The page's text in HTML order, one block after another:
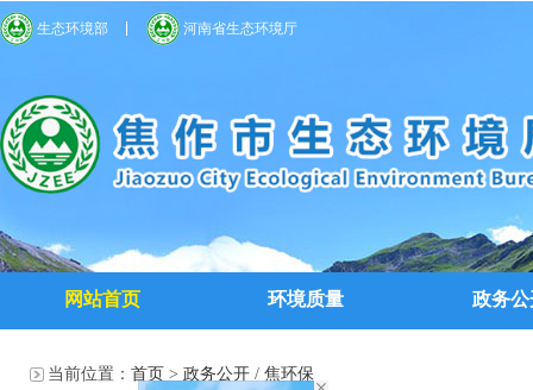
生态环境部 河南省生态环境厅
网站首页 环境质量 政务公
当前位置： 首页 > 政务公开 / 焦环保